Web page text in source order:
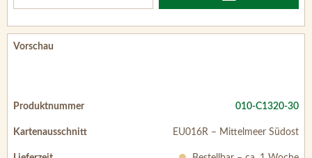
010-C1320-30
EU016R – Mittelmeer Südost